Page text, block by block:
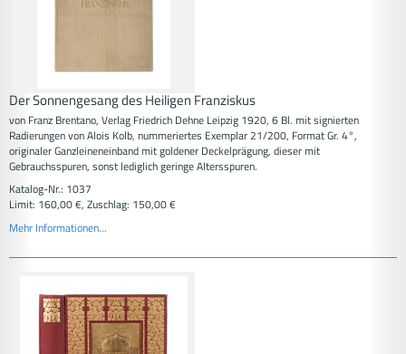
Der Sonnengesang des Heiligen Franziskus
von Franz Brentano, Verlag Friedrich Dehne Leipzig 1920, 6 Bl. mit signierten
Radierungen von Alois Kolb, nummeriertes Exemplar 21/200, Format Gr. 4°,
originaler Ganzleineneinband mit goldener Deckelprägung, dieser mit
Gebrauchsspuren, sonst lediglich geringe Altersspuren.
Katalog-Nr.: 1037
Limit: 160,00 €, Zuschlag: 150,00 €
Mehr Informationen...